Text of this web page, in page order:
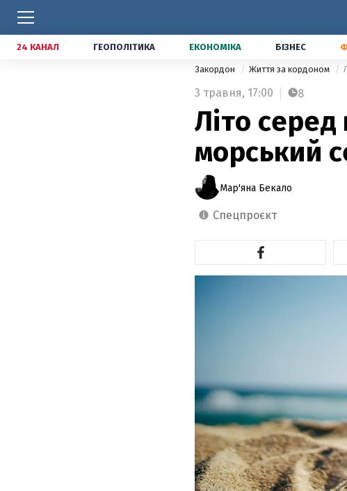
24 КАНАЛ ГЕОПОЛІТИКА ЕКОНОМІКА БІЗНЕС
Закордон Життя за кордоном
3 травня, 17:00 8
Літо
морський
Мар'яна Бекало
спецпроєкт